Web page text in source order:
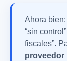
Ahora
“sin
fiscales”.
proveedor